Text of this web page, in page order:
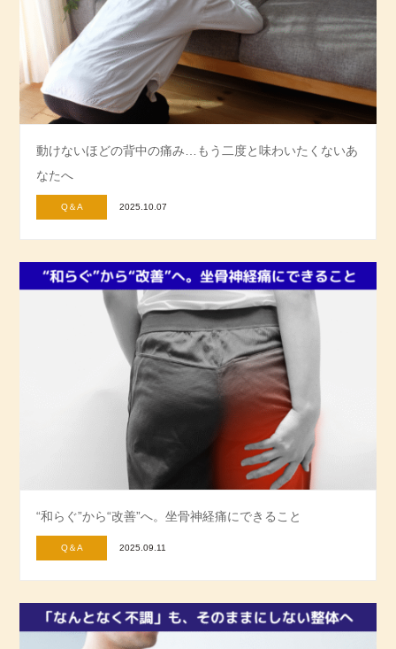
動けないほどの背中の痛み…もう二度と味わいたくないあ
なたへ
Q＆A 2025.10.07
“和らぐ”から“改善”へ。坐骨神経痛にできること
Q＆A 2025.09.11